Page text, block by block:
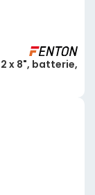
x 8", batterie,